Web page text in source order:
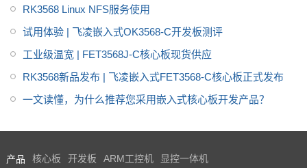
RK3568 Linux NFS服务使用
试用体验 | 飞凌嵌入式OK3568-C开发板测评
工业级温宽 | FET3568J-C核心板现货供应
RK3568新品发布 | 飞凌嵌入式FET3568-C核心板正式发布
一文读懂，为什么推荐您采用嵌入式核心板开发产品？
产品 核心板 开发板 ARM工控机 显控一体机